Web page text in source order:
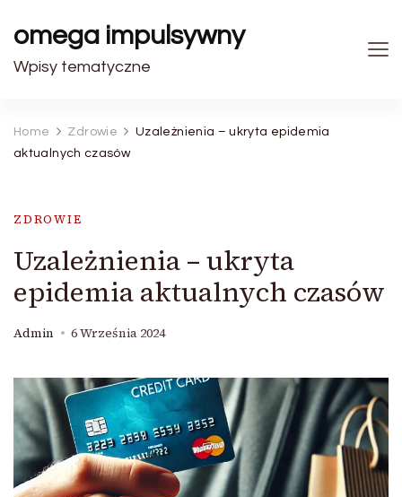
omega impulsywny
Wpisy tematyczne
Home Zdrowie
Uzależnienia – ukryta epidemia
aktualnych czasów
ZDROWIE
Uzależnienia – ukryta
epidemia aktualnych czasów
Admin 6 Września 2024